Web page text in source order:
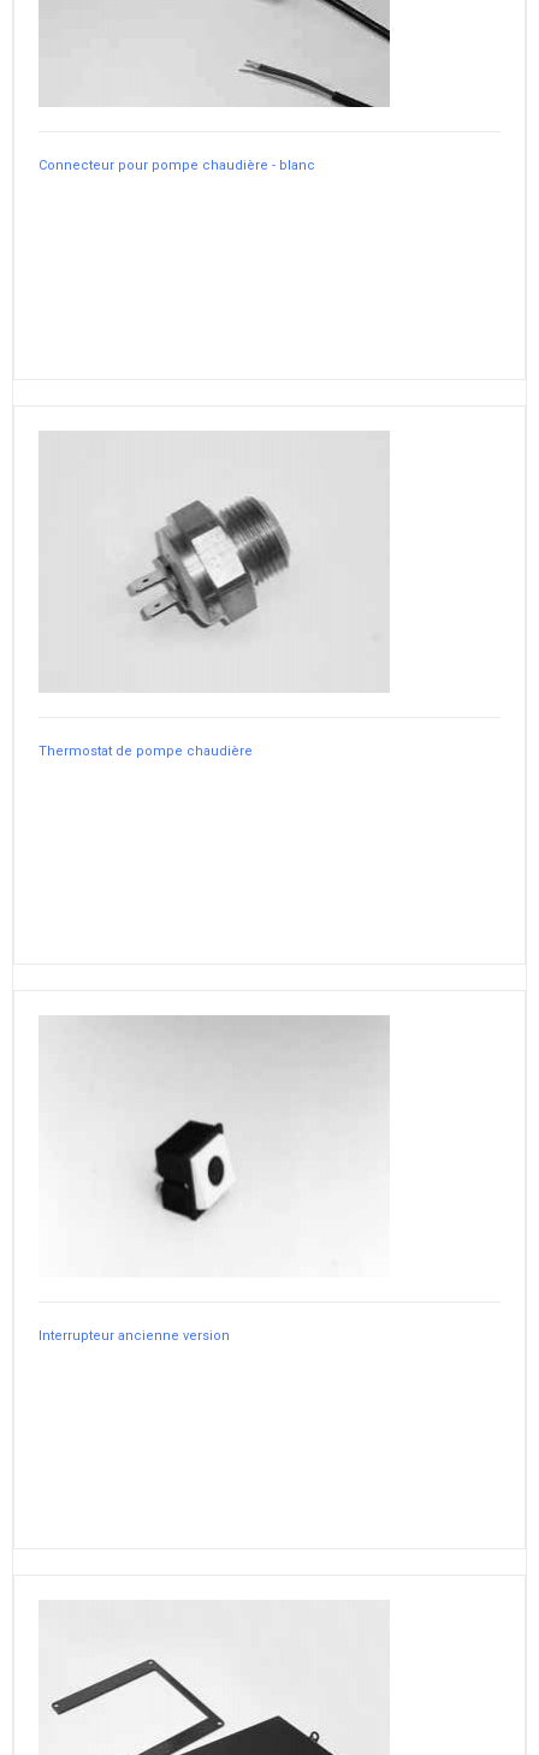
Connecteur pour pompe chaudière - blanc
Thermostat de pompe chaudière
Interrupteur ancienne version